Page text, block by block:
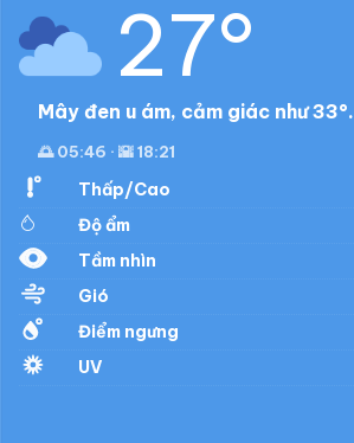
27°
Mây đen u ám, cảm giác như 33°.
🌅 05:46 · 🌇 18:21
Thấp/Cao
Độ ẩm
Tầm nhìn
Gió
Điểm ngưng
UV